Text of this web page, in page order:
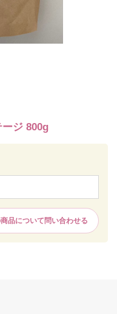
ジ 800g
品について問い合わせる